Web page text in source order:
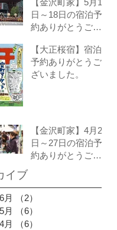
【金沢町家】5月16
日～18日の宿泊予
約ありがとうござ
【大正桜宿】宿泊
予約ありがとうご
ざいました。
【金沢町家】4月25
日～27日の宿泊予
約ありがとうござ
イブ
月 （2）
月
（6）
月
（6）